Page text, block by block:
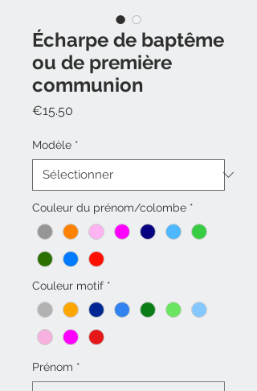
Écharpe de baptême
ou de première
communion
€15.50
Modèle *
Couleur du prénom/colombe *
Couleur motif *
Prénom *